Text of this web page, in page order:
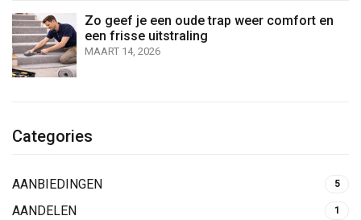
Zo geef je een oude trap weer comfort en
een frisse uitstraling
MAART 14, 2026
Categories
AANBIEDINGEN 5
AANDELEN 1